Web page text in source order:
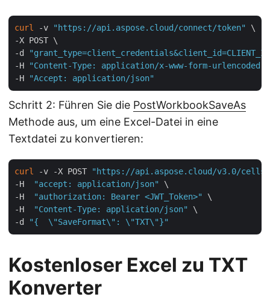
curl -v "https://api.aspose.cloud/connect/token"
\
-X POST \
-d
-H
"Content-Type: application/x-www-form-urlencoded"
-H
"Accept: application/json"
Schritt 2: Führen Sie die PostWorkbookSaveAs
Methode aus, um eine Excel-Datei in eine
Textdatei zu konvertieren:
curl -v -X POST
"https://api.aspose.cloud/v3.0/cells/
-H
"accept: application/json"
\
-H
"authorization: Bearer <JWT_Token>"
\
-H
"Content-Type: application/json"
\
-d
"{  \"SaveFormat\": \"TXT\"}"
Kostenloser Excel zu TXT
Konverter